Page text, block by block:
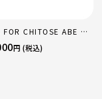
FOR CHITOSE ABE OF
イ 750 YG×PG×WG
リング 指輪 マルチカラー
円 (税込)